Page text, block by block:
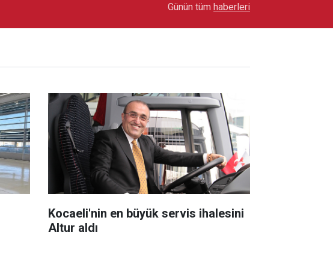
Toyota Otomotiv Sanayi Türkiye Üretime Ara
Günün tüm haberleri
Kocaeli'nin en büyük servis ihalesini
Altur aldı